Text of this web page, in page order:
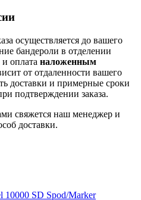
осуществляется до вашего
бандероли в отделении
оплата наложенным
от отдаленности вашего
доставки и примерные сроки
подтверждении заказа.
свяжется наш менеджер и
доставки.